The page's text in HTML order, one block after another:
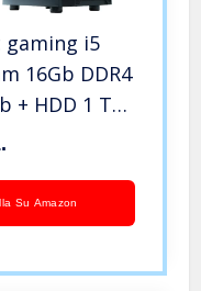
gaming i5
16Gb DDR4
+ HDD 1 Tb,
11 pro,
Su Amazon